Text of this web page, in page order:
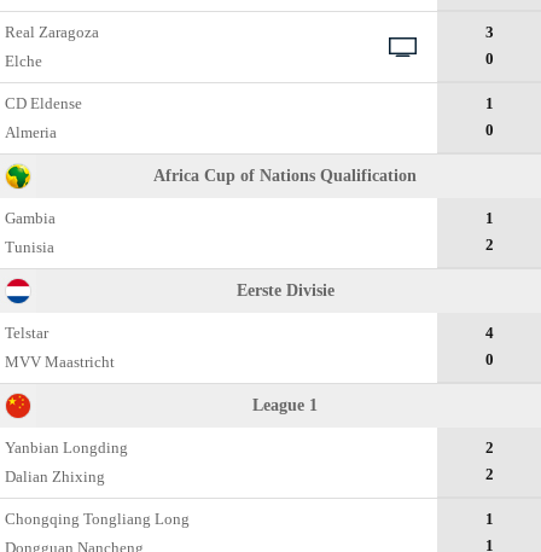
Real Zaragoza
Elche
3
0
CD Eldense
Almeria
1
0
Africa Cup of Nations Qualification
Gambia
Tunisia
1
2
Eerste Divisie
Telstar
MVV Maastricht
4
0
League 1
Yanbian Longding
Dalian Zhixing
2
2
Chongqing Tongliang Long
Dongguan Nancheng
1
1